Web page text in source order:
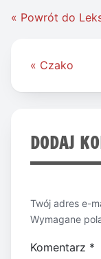
« Powrót do
Nawigacja
« Czako
DODAJ
Twój adres e-
Wymagane
Komentarz *